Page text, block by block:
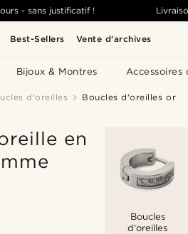
Best-Sellers Vente d'archives
Bijoux & Montres Accessoires
- sans justificatif !
d'oreilles Boucles d'oreilles or
en
Boucles
d'oreilles